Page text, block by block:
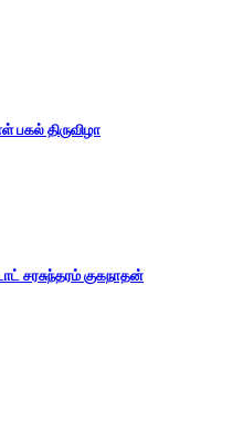
பகல் திருவிழா
சரசுந்தரம் குகநாதன்